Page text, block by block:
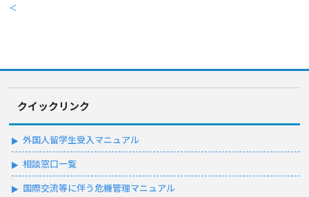
＜
クイックリンク
外国人留学生受入マニュアル
相談窓口一覧
国際交流等に伴う危機管理マニュアル